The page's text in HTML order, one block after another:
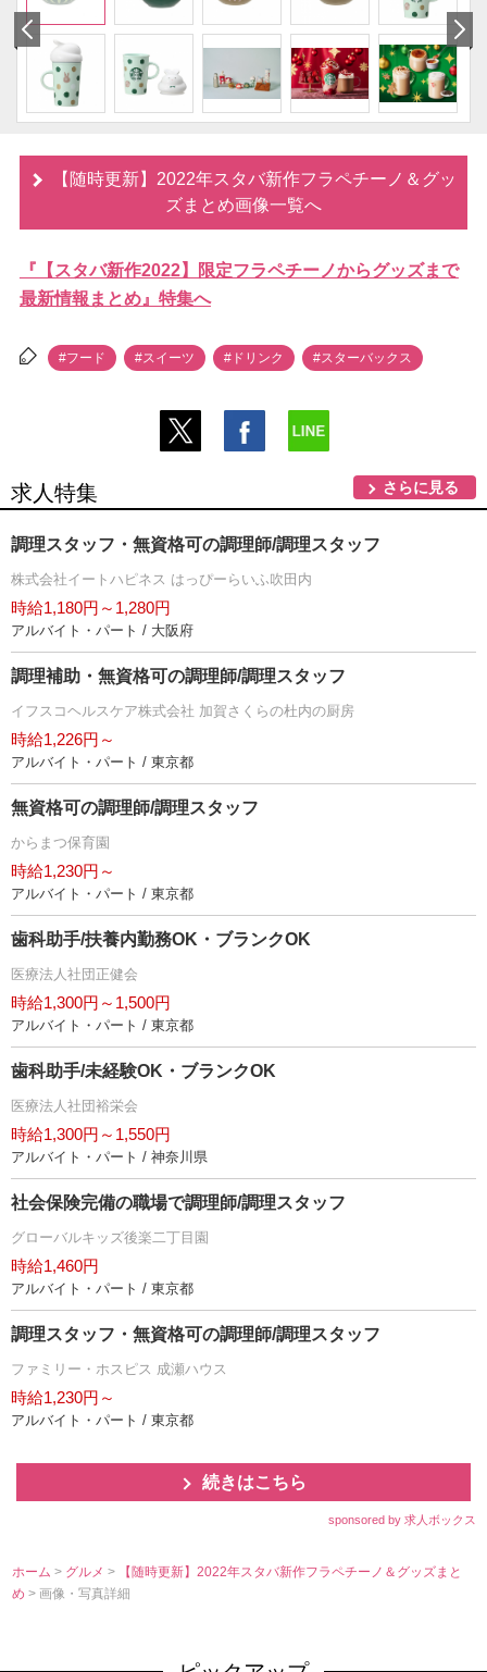
【随時更新】2022年スタバ新作フラペチーノ＆グッ
ズまとめ画像一覧へ
『【スタバ新作2022】限定フラペチーノからグッズまで
最新情報まとめ』特集へ
#フード #スイーツ #ドリンク #スターバックス
求人特集 さらに見る
調理スタッフ・無資格可の調理師/調理スタッフ
株式会社イートハピネス はっぴーらいふ吹田内
時給1,180円～1,280円
アルバイト・パート / 大阪府
調理補助・無資格可の調理師/調理スタッフ
イフスコヘルスケア株式会社 加賀さくらの杜内の厨房
時給1,226円～
アルバイト・パート / 東京都
無資格可の調理師/調理スタッフ
からまつ保育園
時給1,230円～
アルバイト・パート / 東京都
歯科助手/扶養内勤務OK・ブランクOK
医療法人社団正健会
時給1,300円～1,500円
アルバイト・パート / 東京都
歯科助手/未経験OK・ブランクOK
医療法人社団裕栄会
時給1,300円～1,550円
アルバイト・パート / 神奈川県
社会保険完備の職場で調理師/調理スタッフ
グローバルキッズ後楽二丁目園
時給1,460円
アルバイト・パート / 東京都
調理スタッフ・無資格可の調理師/調理スタッフ
ファミリー・ホスピス 成瀬ハウス
時給1,230円～
アルバイト・パート / 東京都
続きはこちら
sponsored by 求人ボックス
ホーム > グルメ>
【随時更新】2022年スタバ新作フラペチーノ＆グッズまと
め> 画像・写真詳細